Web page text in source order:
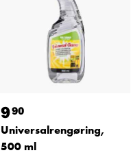
990
Universalrengøring,
500 ml